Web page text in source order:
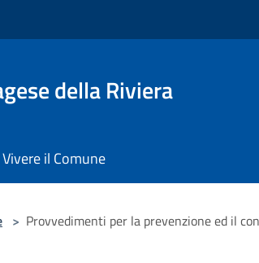
della Riviera
Vivere il Comune
> Provvedimenti per la prevenzione ed il